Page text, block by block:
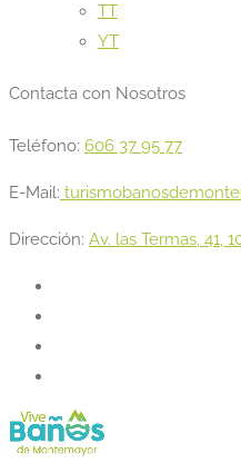
TT
YT
Contacta con Nosotros
Teléfono: 606 37 95 77
E-Mail:
Dirección: Av. las Termas, 41,